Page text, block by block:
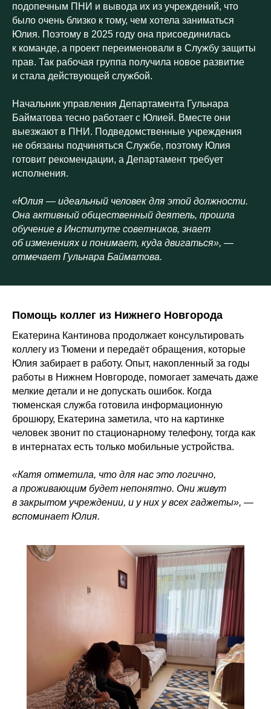
подопечным ПНИ и вывода их из учреждений, что
было очень близко к тому, чем хотела заниматься
Юлия. Поэтому в 2025 году она присоединилась
к команде, а проект переименовали в Службу защиты
прав. Так рабочая группа получила новое развитие
и стала действующей службой.
Начальник управления Департамента Гульнара
Байматова тесно работает с Юлией. Вместе они
выезжают в ПНИ. Подведомственные учреждения
не обязаны подчиняться Службе, поэтому Юлия
готовит рекомендации, а Департамент требует
исполнения.
«Юлия — идеальный человек для этой должности.
Она активный общественный деятель, прошла
обучение в Институте советников, знает
об изменениях и понимает, куда двигаться», —
отмечает Гульнара Байматова.
Помощь коллег из Нижнего Новгорода
Екатерина Кантинова продолжает консультировать
коллегу из Тюмени и передаёт обращения, которые
Юлия забирает в работу. Опыт, накопленный за годы
работы в Нижнем Новгороде, помогает замечать даже
мелкие детали и не допускать ошибок. Когда
тюменская служба готовила информационную
брошюру, Екатерина заметила, что на картинке
человек звонит по стационарному телефону, тогда как
в интернатах есть только мобильные устройства.
«Катя отметила, что для нас это логично,
а проживающим будет непонятно. Они живут
в закрытом учреждении, и у них у всех гаджеты», —
вспоминает Юлия.